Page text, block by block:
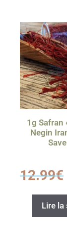
1g Safran
Negin
s
u
5
12.99€
Lire la